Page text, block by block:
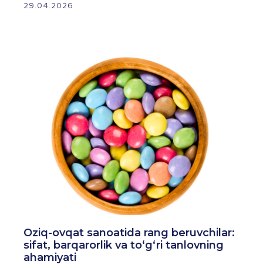
29.04.2026
Oziq-ovqat sanoatida rang beruvchilar:
sifat, barqarorlik va to‘g‘ri tanlovning
ahamiyati